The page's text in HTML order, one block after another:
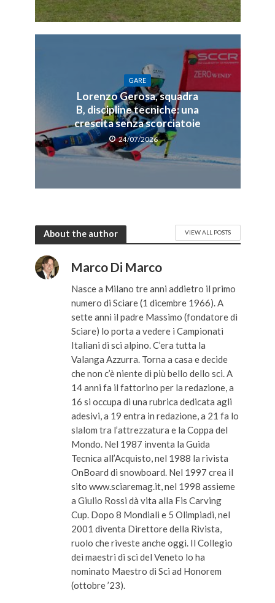
GARE
Lorenzo Gerosa, squadra
B, discipline tecniche: una
crescita senza scorciatoie
24/07/2026
About the author VIEW ALL POSTS
Marco Di Marco
Nasce a Milano tre anni addietro il primo
numero di Sciare (1 dicembre 1966). A
sette anni il padre Massimo (fondatore di
Sciare) lo porta a vedere i Campionati
Italiani di sci alpino. C’era tutta la
Valanga Azzurra. Torna a casa e decide
che non c’è niente di più bello dello sci. A
14 anni fa il fattorino per la redazione, a
16 si occupa di una rubrica dedicata agli
adesivi, a 19 entra in redazione, a 21 fa lo
slalom tra l’attrezzatura e la Coppa del
Mondo. Nel 1987 inventa la Guida
Tecnica all’Acquisto, nel 1988 la rivista
OnBoard di snowboard. Nel 1997 crea il
sito www.sciaremag.it, nel 1998 assieme
a Giulio Rossi dà vita alla Fis Carving
Cup. Dopo 8 Mondiali e 5 Olimpiadi, nel
2001 diventa Direttore della Rivista,
ruolo che riveste anche oggi. Il Collegio
dei maestri di sci del Veneto lo ha
nominato Maestro di Sci ad Honorem
(ottobre ’23).